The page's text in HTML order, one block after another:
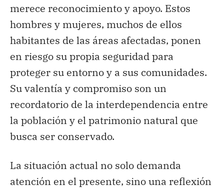
merece reconocimiento y apoyo. Estos
hombres y mujeres, muchos de ellos
habitantes de las áreas afectadas, ponen
en riesgo su propia seguridad para
proteger su entorno y a sus comunidades.
Su valentía y compromiso son un
recordatorio de la interdependencia entre
la población y el patrimonio natural que
busca ser conservado.
La situación actual no solo demanda
atención en el presente, sino una reflexión